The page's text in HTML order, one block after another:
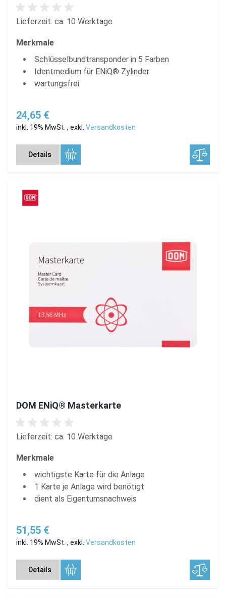
Lieferzeit: ca. 10 Werktage
Merkmale
Schlüsselbundtransponder in 5 Farben
Identmedium für ENiQ® Zylinder
wartungsfrei
24,65 €
inkl. 19% MwSt. , exkl. Versandkosten
Details
DOM ENiQ® Masterkarte
Lieferzeit: ca. 10 Werktage
Merkmale
wichtigste Karte für die Anlage
1 Karte je Anlage wird benötigt
dient als Eigentumsnachweis
51,55 €
inkl. 19% MwSt. , exkl. Versandkosten
Details